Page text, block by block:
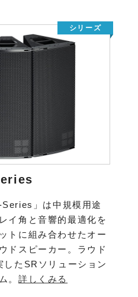
」は中規模用途
イ角と音響的最適化を
トに組み合わせたオー
ドスピーカー。ラウド
したSRソリューション
。詳しくみる